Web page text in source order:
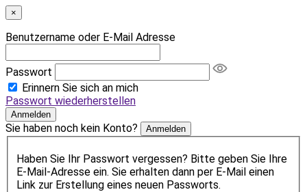
×
Benutzername oder E-Mail Adresse
Passwort
Erinnern Sie sich an mich
Passwort wiederherstellen
Anmelden
Sie haben noch kein Konto? Anmelden
Haben Sie Ihr Passwort vergessen? Bitte geben Sie Ihre
E-Mail-Adresse ein. Sie erhalten dann per E-Mail einen
Link zur Erstellung eines neuen Passworts.